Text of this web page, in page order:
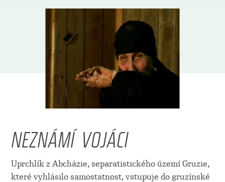
NEZNÁMÍ VOJÁCI
Uprchlík z Abcházie, separatistického území Gruzie,
které vyhlásilo samostatnost, vstupuje do gruzínské